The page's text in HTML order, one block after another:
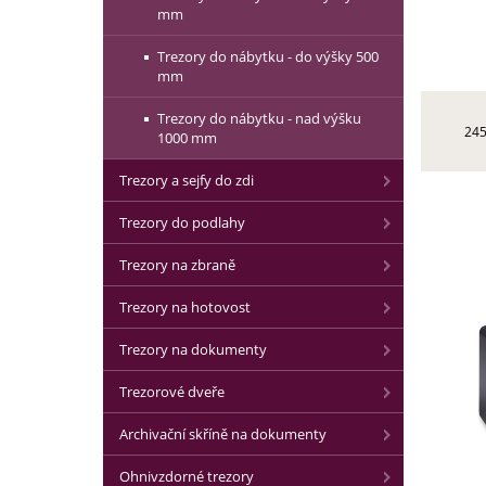
mm
Trezory do nábytku - do výšky 500
mm
Trezory do nábytku - nad výšku
1000 mm
Trezory a sejfy do zdi
Trezory do podlahy
Trezory na zbraně
Trezory na hotovost
Trezory na dokumenty
Trezorové dveře
Archivační skříně na dokumenty
Ohnivzdorné trezory